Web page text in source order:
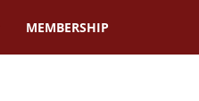
MEMBERSHIP